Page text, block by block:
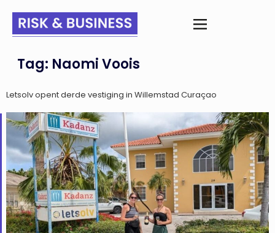
Tag: Naomi Voois
Letsolv opent derde vestiging in Willemstad Curaçao